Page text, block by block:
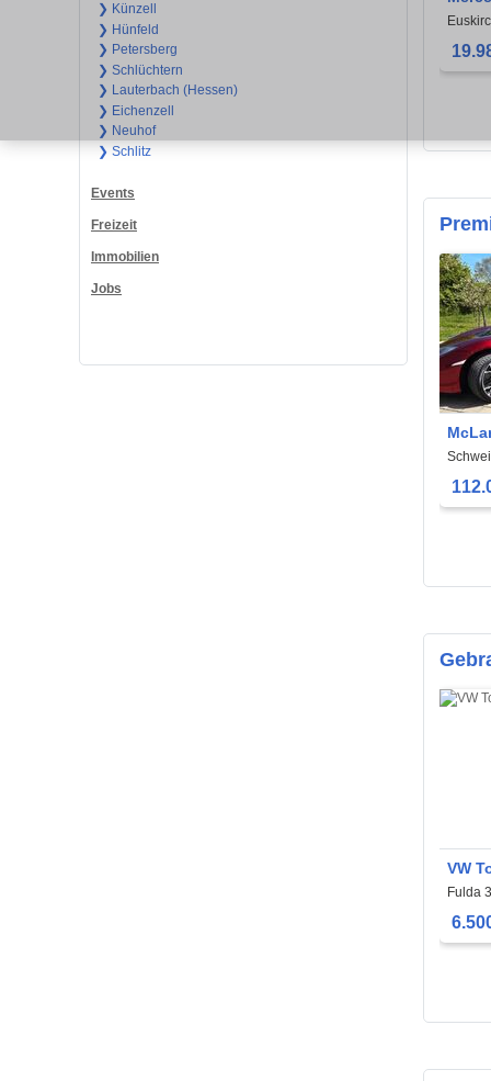
❯ Künzell
❯ Hünfeld
❯ Petersberg
❯ Schlüchtern
❯ Lauterbach (Hessen)
❯ Eichenzell
❯ Neuhof
❯ Schlitz
Events
Freizeit
Immobilien
Jobs
VW
Fulda